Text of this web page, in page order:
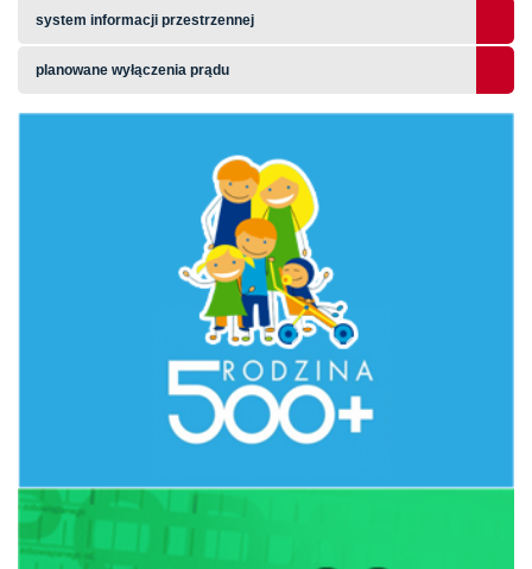
system informacji przestrzennej
planowane wyłączenia prądu